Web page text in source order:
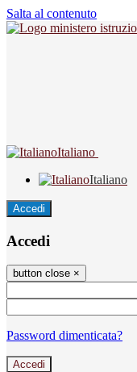
Salta al contenuto
Italiano
Italiano
Accedi
Accedi
button close ×
Password dimenticata?